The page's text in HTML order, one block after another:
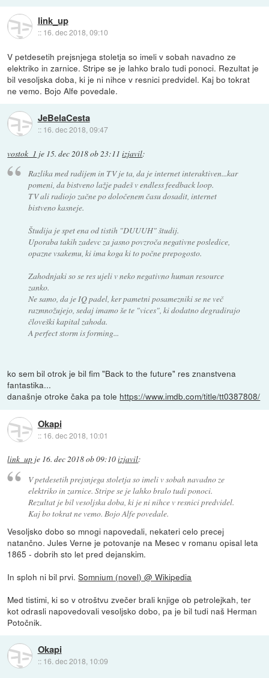
link_up
:: 16. dec 2018, 09:10
V petdesetih prejsnjega stoletja so imeli v sobah navadno ze
elektriko in zarnice. Stripe se je lahko bralo tudi ponoci. Rezultat je
bil vesoljska doba, ki je ni nihce v resnici predvidel. Kaj bo tokrat
ne vemo. Bojo Alfe povedale.
JeBelaCesta
:: 16. dec 2018, 09:47
vostok_1 je 15. dec 2018 ob 23:11 izjavil:
Razlika med radijem in TV je ta, da je internet interaktiven...kar
pomeni, da bistveno lažje padeš v endless feedback loop.
TV ali radiojo začne po določenem času dosadit, internet
bistveno kasneje.
Študija je spet ena od tistih "DUUUH" študij.
Uporaba takih zadevc za jasno povzroča negativne posledice,
opazne vsakemu, ki ima koga ki to počne prepogosto.
Zahodnjaki so se res ujeli v neko negativno human resource
zanko.
Ne samo, da je IQ padel, ker pametni posamezniki se ne več
razmnožujejo, sedaj imamo še te "vices", ki dodatno degradirajo
človeški kapital zahoda.
A perfect storm is forming...
ko sem bil otrok je bil fim "Back to the future" res znanstvena
fantastika...
današnje otroke čaka pa tole https://www.imdb.com/title/tt0387808/
Okapi
:: 16. dec 2018, 10:01
link_up je 16. dec 2018 ob 09:10izjavil:
V petdesetih prejsnjega stoletja so imeli v sobah navadno ze
elektriko in zarnice. Stripe se je lahko bralo tudi ponoci.
Rezultat je bil vesoljska doba, ki je ni nihce v resnici predvidel.
Kaj bo tokrat ne vemo. Bojo Alfe povedale.
Vesoljsko dobo so mnogi napovedali, nekateri celo precej
natančno. Jules Verne je potovanje na Mesec v romanu opisal leta
1865 - dobrih sto let pred dejanskim.
In sploh ni bil prvi.Somnium (novel) @ Wikipedia
Med tistimi, ki so v otroštvu zvečer brali knjige ob petrolejkah, ter
kot odrasli napovedovali vesoljsko dobo, pa je bil tudi naš Herman
Potočnik.
Okapi
:: 16. dec 2018, 10:09